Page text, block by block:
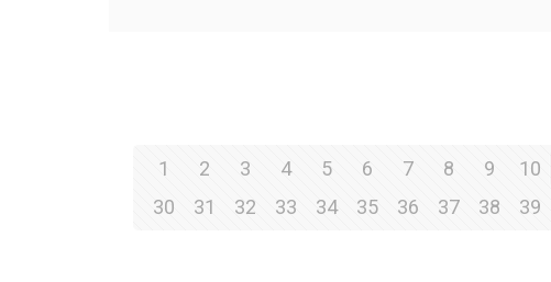
1 2 3 4 5 6 7 8 9 10
30
31 32 33 34 35 36 37 38 39